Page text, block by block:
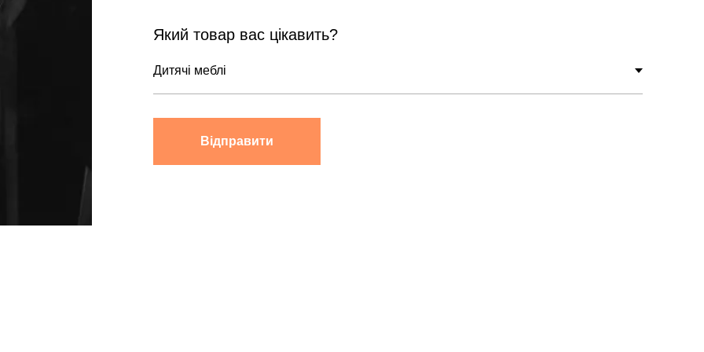
Який товар вас цікавить?
Відправити